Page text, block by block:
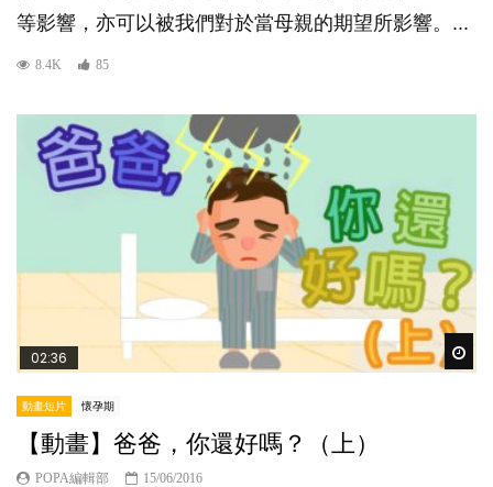
等影響，亦可以被我們對於當母親的期望所影響。...
8.4K 85
02:36
動畫短片 懷孕期
【動畫】爸爸，你還好嗎？（上）
POPA編輯部 15/06/2016